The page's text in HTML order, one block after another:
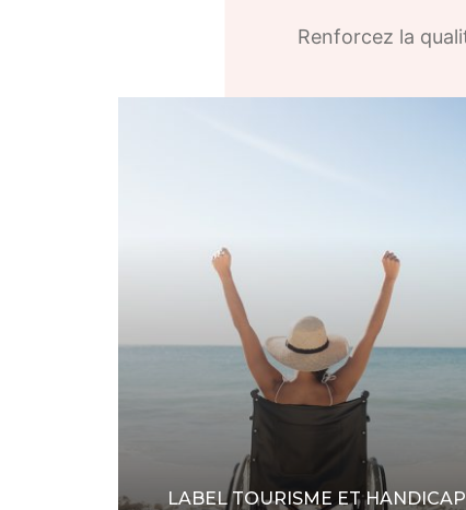
Renforcez la
LABEL TOURISME ET HANDICAP